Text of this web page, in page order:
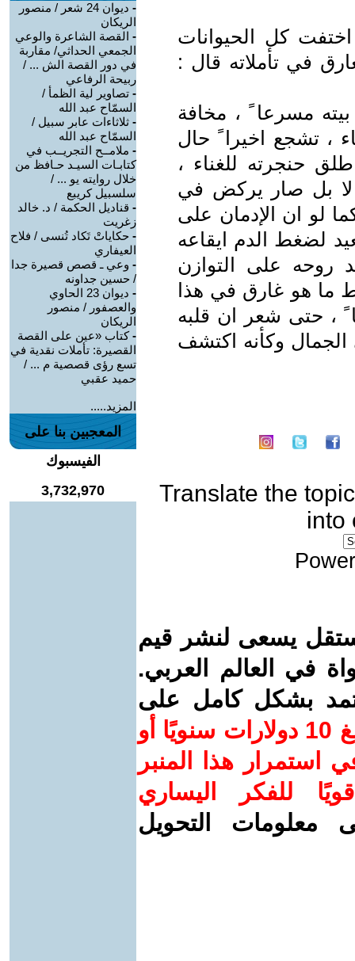
كل الحيوانات
في تأملاته قال :
مسرعا ً ، مخافة
، تشجع اخيرا ً حال
حنجرته للغناء ،
لا بل صار يركض في
لو ان الإدمان على
لضغط الدم ايقاعه
روحه على التوازن
ما هو غارق في هذا
، حتى شعر ان قلبه
وكأنه اكتشف
Translate the topic
into
يسعى لنشر قيم
في العالم العربي.
بشكل كامل على
ساهم/ي معنا! بدعمكم بمبلغ 10 دولارات سنويًا أو
استمرار هذا المنبر
للفكر اليساري
معلومات التحويل
-
ديوان 24 شعر / منصور
الريكان
- القصة الشاعرة والوعي
الجمعي الحداثي/ مقاربة
في دور القصة الش ... /
ربيحة الرفاعي
- تصاوير لية الظمأ /
السمّاح عبد الله
- ثلاثاءات عابر سبيل /
السمّاح عبد الله
- ملامــح التجريــب في
كتابـات السيـد حـافظ من
خلال روايته يو ... /
سلسبيل كريبع
- قناديل الحكمة / د. خالد
زغريت
- حكاياتْ تَكاد تُنسى / فلاح
العيفاري
- وعي ـ قصص قصيرة جدا
/ حسين جداونه
-
ديوان 23 الحاوي
والعصفور / منصور
الريكان
-كتاب «عين على القصة
القصيرة: تأملات نقدية في
تسع رؤى قصصية م ... /
حميد عقبي
المزيد.....
المعجبين بنا على
الفيسبوك
3,732,970